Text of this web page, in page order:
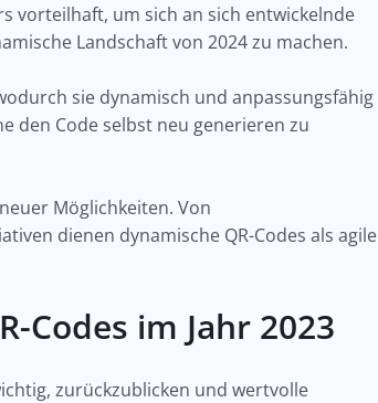
vorteilhaft, um sich an sich entwickelnde
Landschaft von 2024 zu machen.
sie dynamisch und anpassungsfähig
den Code selbst neu generieren zu
Möglichkeiten. Von
dienen dynamische QR-Codes als agile
Codes im Jahr 2023
zurückzublicken und wertvolle